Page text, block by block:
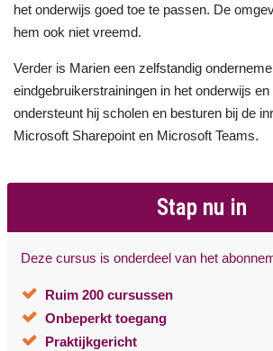
het onderwijs goed toe te passen. De
hem ook niet vreemd.
Verder is Marien een zelfstandig
eindgebruikerstrainingen in het onderwijs
ondersteunt hij scholen en besturen bij de
Microsoft Sharepoint en Microsoft Teams.
Stap nu in
Deze cursus is onderdeel van het
Ruim 200 cursussen
Onbeperkt toegang
Praktijkgericht